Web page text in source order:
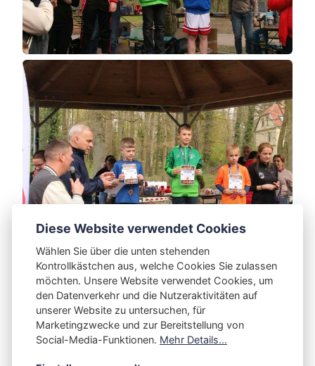
This article was updated on 26. April 2026
Diese Website verwendet Cookies
Wählen Sie über die unten stehenden
Kontrollkästchen aus, welche Cookies Sie zulassen
möchten. Unsere Website verwendet Cookies, um
den Datenverkehr und die Nutzeraktivitäten auf
unserer Website zu untersuchen, für
Marketingzwecke und zur Bereitstellung von
Social-Media-Funktionen. Mehr Details...